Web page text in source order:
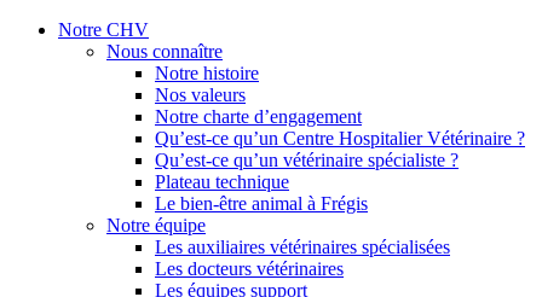
Notre CHV
Nous connaître
Notre histoire
Nos valeurs
Notre charte d’engagement
Qu’est-ce qu’un Centre Hospitalier Vétérinaire ?
Qu’est-ce qu’un vétérinaire spécialiste ?
Plateau technique
Le bien-être animal à Frégis
Notre équipe
Les auxiliaires vétérinaires spécialisées
Les docteurs vétérinaires
Les équipes support